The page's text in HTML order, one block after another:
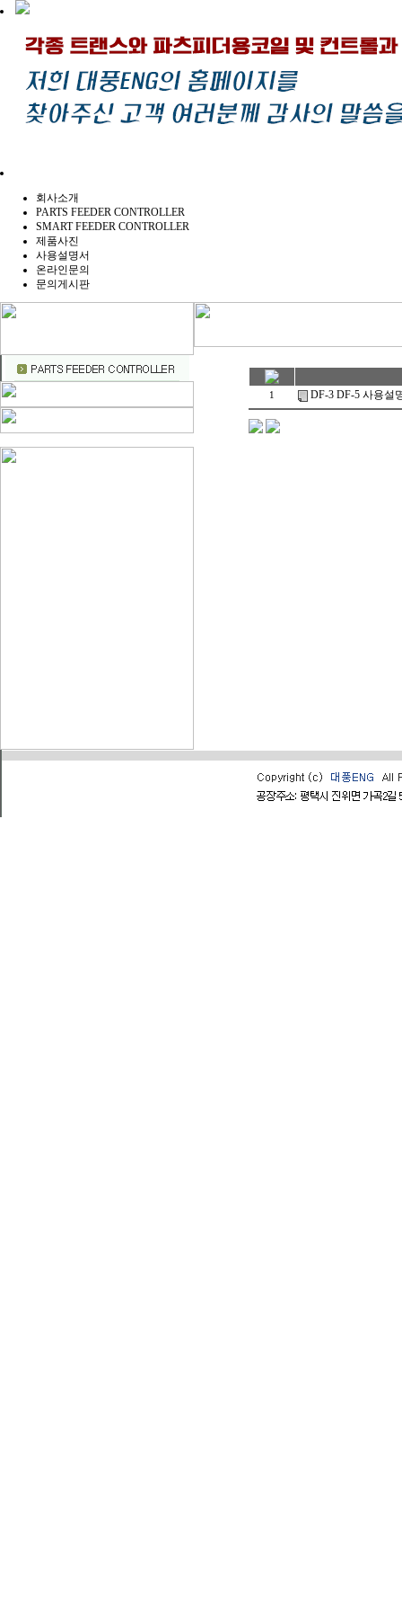
회사소개
PARTS FEEDER CONTROLLER
SMART FEEDER CONTROLLER
제품사진
사용설명서
온라인문의
문의게시판
1 DF-3 DF-5 사용설